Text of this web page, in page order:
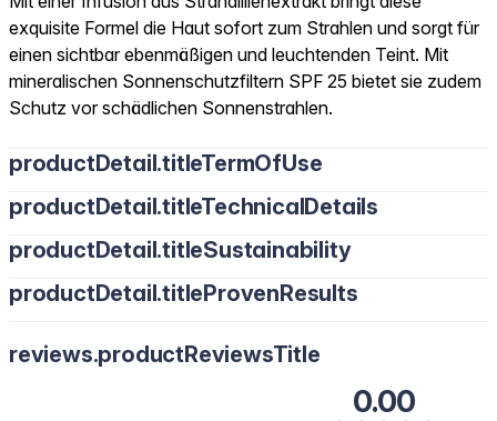
exquisite Formel die Haut sofort zum Strahlen und sorgt für
einen sichtbar ebenmäßigen und leuchtenden Teint. Mit
mineralischen Sonnenschutzfiltern SPF 25 bietet sie zudem
Schutz vor schädlichen Sonnenstrahlen.
productDetail.titleTermOfUse
productDetail.titleTechnicalDetails
productDetail.titleSustainability
productDetail.titleProvenResults
reviews.productReviewsTitle
0.00